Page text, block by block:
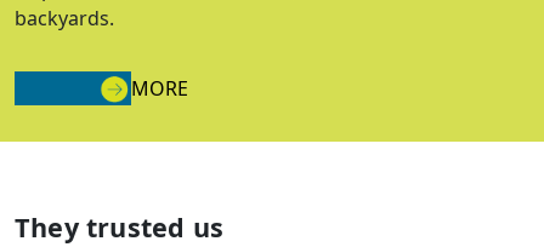
backyards.
MORE
They trusted us